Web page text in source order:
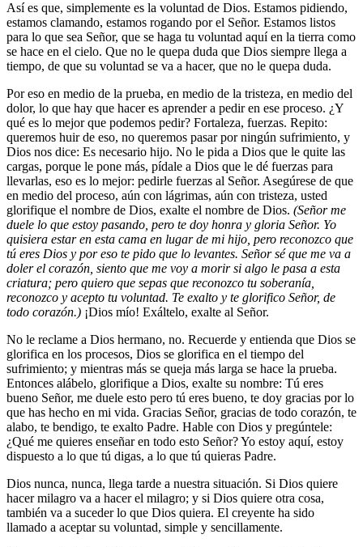
Así es que, simplemente es la voluntad de Dios. Estamos pidiendo,
estamos clamando, estamos rogando por el Señor. Estamos listos
para lo que sea Señor, que se haga tu voluntad aquí en la tierra como
se hace en el cielo. Que no le quepa duda que Dios siempre llega a
tiempo, de que su voluntad se va a hacer, que no le quepa duda.
Por eso en medio de la prueba, en medio de la tristeza, en medio del
dolor, lo que hay que hacer es aprender a pedir en ese proceso. ¿Y
qué es lo mejor que podemos pedir? Fortaleza, fuerzas. Repito:
queremos huir de eso, no queremos pasar por ningún sufrimiento, y
Dios nos dice: Es necesario hijo. No le pida a Dios que le quite las
cargas, porque le pone más, pídale a Dios que le dé fuerzas para
llevarlas, eso es lo mejor: pedirle fuerzas al Señor. Asegúrese de que
en medio del proceso, aún con lágrimas, aún con tristeza, usted
glorifique el nombre de Dios, exalte el nombre de Dios. (Señor me
duele lo que estoy pasando, pero te doy honra y gloria Señor. Yo
quisiera estar en esta cama en lugar de mi hijo, pero reconozco que
tú eres Dios y por eso te pido que lo levantes. Señor sé que me va a
doler el corazón, siento que me voy a morir si algo le pasa a esta
criatura; pero quiero que sepas que reconozco tu soberanía,
reconozco y acepto tu voluntad. Te exalto y te glorifico Señor, de
todo corazón.) ¡Dios mío! Exáltelo, exalte al Señor.
No le reclame a Dios hermano, no. Recuerde y entienda que Dios se
glorifica en los procesos, Dios se glorifica en el tiempo del
sufrimiento; y mientras más se queja más larga se hace la prueba.
Entonces alábelo, glorifique a Dios, exalte su nombre: Tú eres
bueno Señor, me duele esto pero tú eres bueno, te doy gracias por lo
que has hecho en mi vida. Gracias Señor, gracias de todo corazón, te
alabo, te bendigo, te exalto Padre. Hable con Dios y pregúntele:
¿Qué me quieres enseñar en todo esto Señor? Yo estoy aquí, estoy
dispuesto a lo que tú digas, a lo que tú quieras Padre.
Dios nunca, nunca, llega tarde a nuestra situación. Si Dios quiere
hacer milagro va a hacer el milagro; y si Dios quiere otra cosa,
también va a suceder lo que Dios quiera. El creyente ha sido
llamado a aceptar su voluntad, simple y sencillamente.